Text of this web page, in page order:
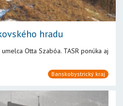
hradu
Otta Szabóa. TASR ponúka aj
Banskobystrický kraj